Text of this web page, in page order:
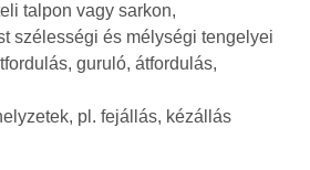
talpon vagy sarkon,
szélességi és mélységi tengelyei
guruló, átfordulás,
pl. fejállás, kézállás